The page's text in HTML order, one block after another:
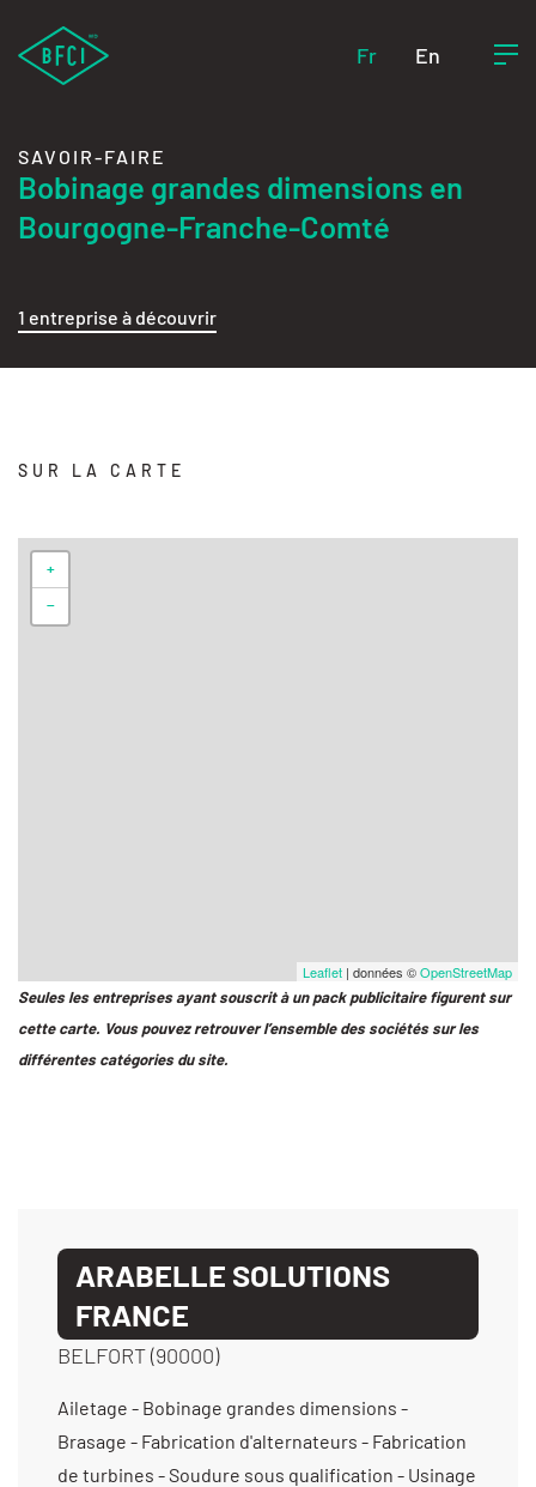
Fr En
SAVOIR-FAIRE
Bobinage grandes dimensions en
Bourgogne-Franche-Comté
1 entreprise à découvrir
SUR LA CARTE
+
−
Leaflet | données ©OpenStreetMap
Seules les entreprises ayant souscrit à un pack publicitaire figurent sur
cette carte. Vous pouvez retrouver l’ensemble des sociétés sur les
différentes catégories du site.
ARABELLE SOLUTIONS
FRANCE
BELFORT (90000)
Ailetage - Bobinage grandes dimensions -
Brasage - Fabrication d'alternateurs - Fabrication
de turbines - Soudure sous qualification - Usinage